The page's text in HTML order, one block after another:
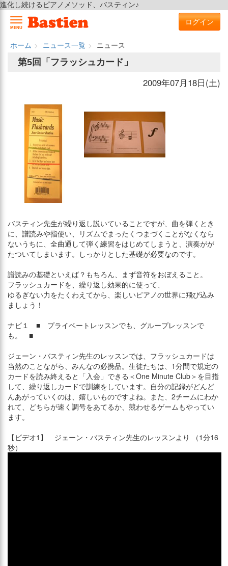
進化し続けるピアノメソッド、バスティン♪
MENU
ログイン
ホーム ニュース一覧
ニュース
第5回「フラッシュカード」
2009年07月18日(土)
バスティン先生が繰り返し説いていることですが、曲を弾くとき
に、譜読みや指使い、リズムでまったくつまづくことがなくなら
ないうちに、全曲通して弾く練習をはじめてしまうと、演奏がが
たついてしまいます。しっかりとした基礎が必要なのです。
譜読みの基礎といえば？もちろん、まず音符をおぼえること。
フラッシュカードを、繰り返し効果的に使って、
ゆるぎない力をたくわえてから、楽しいピアノの世界に飛び込み
ましょう！
ナビ１ ■ プライベートレッスンでも、グループレッスンで
も。 ■
ジェーン・バスティン先生のレッスンでは、フラッシュカードは
当然のことながら、みんなの必携品。生徒たちは、1分間で規定の
カードを読み終えると「入会」できる＜One Minute Club＞を目指
して、繰り返しカードで訓練をしています。自分の記録がどんど
んあがっていくのは、嬉しいものですよね。また、2チームにわか
れて、どちらが速く調号をあてるか、競わせるゲームもやってい
ます。
【ビデオ1】 ジェーン・バスティン先生のレッスンより （1分16
秒）